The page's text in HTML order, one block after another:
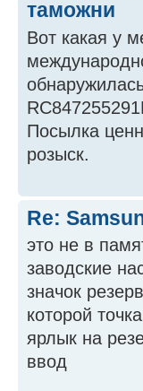
таможни
Вот какая у
Посылка
розыск.
Re:
это не в
заводские
значок
которой
ярлык на
ввод